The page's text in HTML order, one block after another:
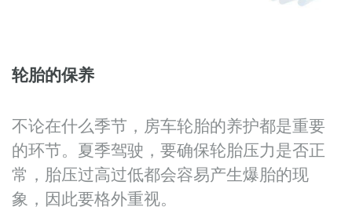
轮胎的保养
不论在什么季节，房车轮胎的养护都是重要
的环节。夏季驾驶，要确保轮胎压力是否正
常，胎压过高过低都会容易产生爆胎的现
象，因此要格外重视。